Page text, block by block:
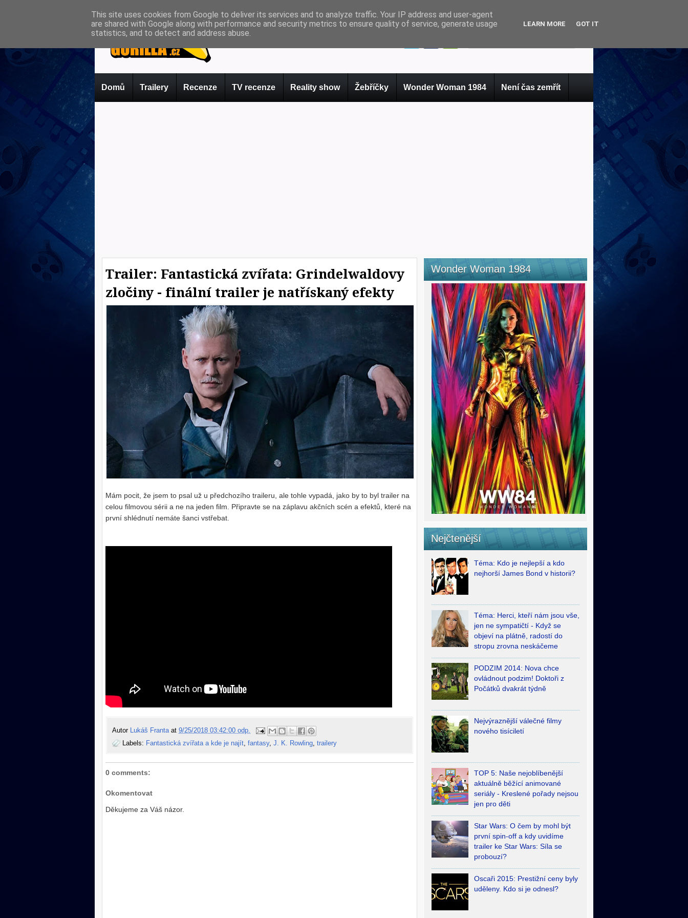
Domů Trailery Recenze TV recenze Reality show Žebříčky Wonder Woman 1984 Není čas zemřít
Trailer: Fantastická zvířata: Grindelwaldovy
zločiny - finální trailer je natřískaný efekty
Mám pocit, že jsem to psal už u předchozího traileru, ale tohle vypadá, jako by to byl trailer na
celou filmovou sérii a ne na jeden film. Připravte se na záplavu akčních scén a efektů, které na
první shlédnutí nemáte šanci vstřebat.
Autor Lukáš Franta at 9/25/2018 03:42:00 odp.
Labels: Fantastická zvířata a kde je najít, fantasy, J. K. Rowling, trailery
0 comments:
Okomentovat
Děkujeme za Váš názor.
Wonder Woman 1984
Nejčtenější
Téma: Kdo je nejlepší a kdo
nejhorší James Bond v historii?
Téma: Herci, kteří nám jsou vše,
jen ne sympatičtí - Když se
objeví na plátně, radostí do
stropu zrovna neskáčeme
PODZIM 2014: Nova chce
ovládnout podzim! Doktoři z
Počátků dvakrát týdně
Nejvýraznější válečné filmy
nového tisíciletí
TOP 5: Naše nejoblíbenější
aktuálně běžící animované
seriály - Kreslené pořady nejsou
jen pro děti
Star Wars: O čem by mohl být
první spin-off a kdy uvidíme
trailer ke Star Wars: Síla se
probouzí?
Oscaři 2015: Prestižní ceny byly
uděleny. Kdo si je odnesl?
This site uses cookies from Google to deliver its services and to analyze traffic. Your IP address and user-agent
are shared with Google along with performance and security metrics to ensure quality of service, generate usage
statistics, and to detect and address abuse.
LEARN MORE GOT IT